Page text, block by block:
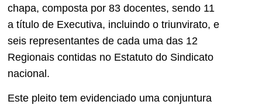
chapa, composta por 83 docentes, sendo 11
a título de Executiva, incluindo o triunvirato, e
seis representantes de cada uma das 12
Regionais contidas no Estatuto do Sindicato
nacional.
Este pleito tem evidenciado uma conjuntura